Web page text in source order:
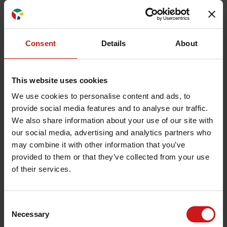
Consent Details About
This website uses cookies
We use cookies to personalise content and ads, to
provide social media features and to analyse our traffic.
We also share information about your use of our site with
our social media, advertising and analytics partners who
may combine it with other information that you’ve
provided to them or that they’ve collected from your use
of their services.
Selection
Necessary
Ansøg om sponsorat hos DAT
samarbejder, der bidrager positivt til de lokalsamfund